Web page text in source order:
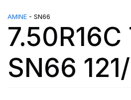
AMINE - SN66
7.50R16C
SN66